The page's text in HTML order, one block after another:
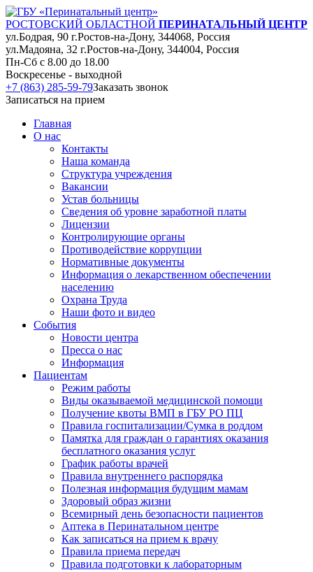
РОСТОВСКИЙ ОБЛАСТНОЙ ПЕРИНАТАЛЬНЫЙ ЦЕНТР
ул.Бодрая, 90 г.Ростов-на-Дону, 344068, Россия
ул.Мадояна, 32 г.Ростов-на-Дону, 344004, Россия
Пн-Сб с 8.00 до 18.00
Воскресенье - выходной
+7 (863) 285-59-79Заказать звонок
Записаться на прием
Главная
О нас
Контакты
Наша команда
Структура учреждения
Вакансии
Устав больницы
Сведения об уровне заработной платы
Лицензии
Контролирующие органы
Противодействие коррупции
Нормативные документы
Информация о лекарственном обеспечении
населению
Охрана Труда
Наши фото и видео
События
Новости центра
Пресса о нас
Информация
Пациентам
Режим работы
Виды оказываемой медицинской помощи
Получение квоты ВМП в ГБУ РО ПЦ
Правила госпитализации/Сумка в роддом
Памятка для граждан о гарантиях оказания
бесплатного оказания услуг
График работы врачей
Правила внутреннего распорядка
Полезная информация будущим мамам
Здоровый образ жизни
Всемирный день безопасности пациентов
Аптека в Перинатальном центре
Как записаться на прием к врачу
Правила приема передач
Правила подготовки к лабораторным